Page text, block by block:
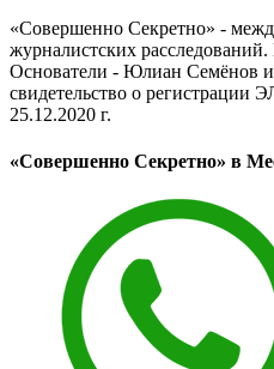
«Совершенно Секретно» -
журналистских расследований.
Основатели - Юлиан Семёнов
свидетельство о
25.12.2020 г.
«Совершенно Секретно» в